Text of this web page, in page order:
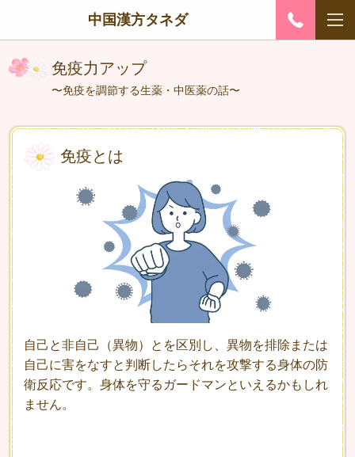
中国漢方タネダ
免疫力アップ
〜免疫を調節する生薬・中医薬の話〜
免疫とは
自己と非自己（異物）とを区別し、異物を排除または
自己に害をなすと判断した らそれを攻撃する身体の防
衛反応です。身体を守るガードマンといえるかもしれ
ません。